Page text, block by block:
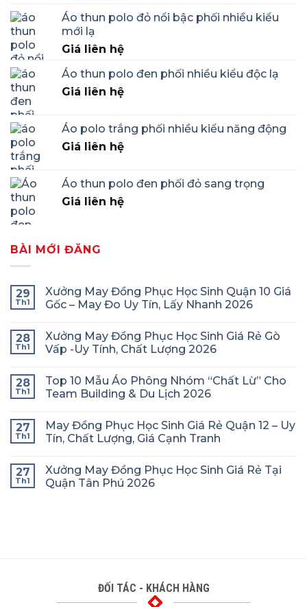
Áo thun polo đỏ nổi bậc phối nhiều kiểu
mới lạ
Giá liên hệ
Áo thun polo đen phối nhiều kiểu độc lạ
Giá liên hệ
Áo polo trắng phối nhiều kiểu năng động
Giá liên hệ
Áo thun polo đen phối đỏ sang trọng
Giá liên hệ
BÀI MỚI ĐĂNG
29
Th1
Xưởng May Đồng Phục Học Sinh Quận 10 Giá
Gốc – May Đo Uy Tín, Lấy Nhanh 2026
28
Th1
Xưởng May Đồng Phục Học Sinh Giá Rẻ Gò
Vấp -Uy Tính, Chất Lượng 2026
28
Th1
Top 10 Mẫu Áo Phông Nhóm “Chất Lừ” Cho
Team Building & Du Lịch 2026
27
Th1
May Đồng Phục Học Sinh Giá Rẻ Quận 12 – Uy
Tín, Chất Lượng, Giá Cạnh Tranh
27
Th1
Xưởng May Đồng Phục Học Sinh Giá Rẻ Tại
Quận Tân Phú 2026
ĐỐI TÁC - KHÁCH HÀNG